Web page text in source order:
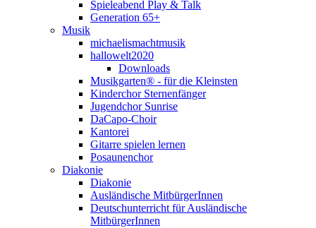
Spieleabend Play & Talk
Generation 65+
Musik
michaelismachtmusik
hallowelt2020
Downloads
Musikgarten® - für die Kleinsten
Kinderchor Sternenfänger
Jugendchor Sunrise
DaCapo-Choir
Kantorei
Gitarre spielen lernen
Posaunenchor
Diakonie
Diakonie
Ausländische MitbürgerInnen
Deutschunterricht für Ausländische
MitbürgerInnen